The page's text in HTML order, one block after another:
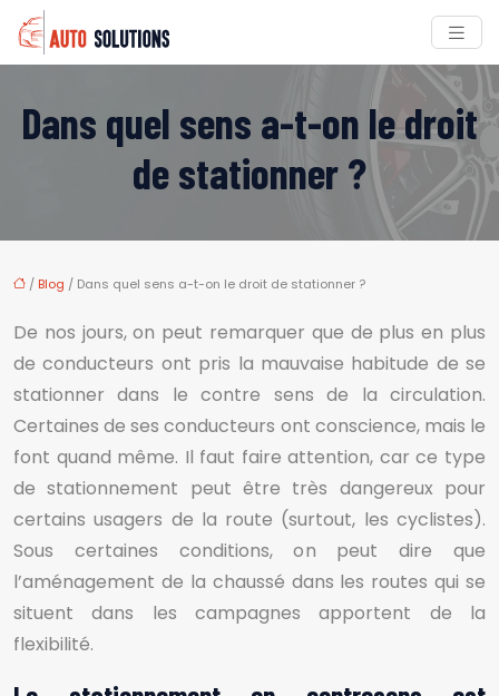
Dans quel sens a-t-on le droit
de stationner ?
/ Blog / Dans quel sens a-t-on le droit de stationner ?
De nos jours, on peut remarquer que de plus en plus
de conducteurs ont pris la mauvaise habitude de se
stationner dans le contre sens de la circulation.
Certaines de ses conducteurs ont conscience, mais le
font quand même. Il faut faire attention, car ce type
de stationnement peut être très dangereux pour
certains usagers de la route (surtout, les cyclistes).
Sous certaines conditions, on peut dire que
l’aménagement de la chaussé dans les routes qui se
situent dans les campagnes apportent de la
flexibilité.